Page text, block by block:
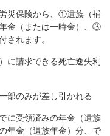
災保険から、①遺族（補
金（または一時金）、③
されます。
に請求できる死亡逸失利
部のみが差し引かれる
に受領済みの年金（遺族
年金（遺族年金）分、で